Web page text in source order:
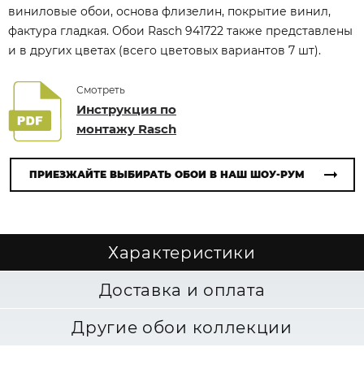
виниловые обои, основа флизелин, покрытие винил,
фактура гладкая. Обои Rasch 941722 также представлены
и в других цветах (всего цветовых вариантов 7 шт).
Смотреть
Инструкция по
монтажу Rasch
ПРИЕЗЖАЙТЕ ВЫБИРАТЬ ОБОИ В НАШ ШОУ-РУМ
Характеристики
Доставка и оплата
Другие обои коллекции